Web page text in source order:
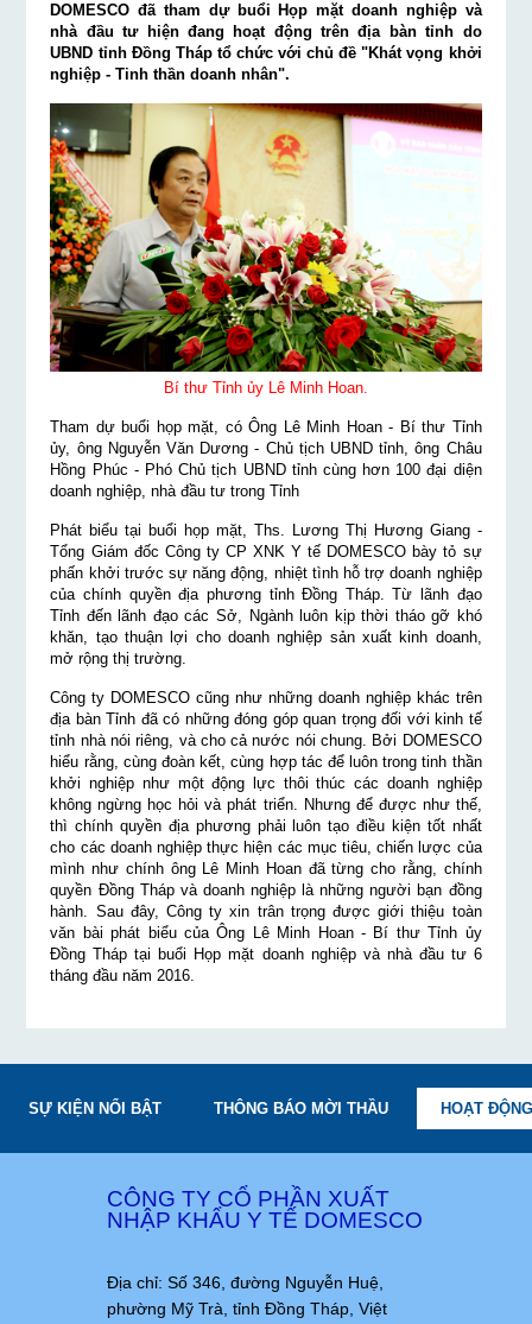
DOMESCO đã tham dự buổi Họp mặt doanh nghiệp và
nhà đầu tư hiện đang hoạt động trên địa bàn tỉnh do
UBND tỉnh Đồng Tháp tổ chức với chủ đề "Khát vọng khởi
nghiệp - Tinh thần doanh nhân".
Bí thư Tỉnh ủy Lê Minh Hoan.
Tham dự buổi họp mặt, có Ông Lê Minh Hoan - Bí thư Tỉnh
ủy, ông Nguyễn Văn Dương - Chủ tịch UBND tỉnh, ông Châu
Hồng Phúc - Phó Chủ tịch UBND tỉnh cùng hơn 100 đại diện
doanh nghiệp, nhà đầu tư trong Tỉnh
Phát biểu tại buổi họp mặt, Ths. Lương Thị Hương Giang -
Tổng Giám đốc Công ty CP XNK Y tế DOMESCO bày tỏ sự
phấn khởi trước sự năng động, nhiệt tình hỗ trợ doanh nghiệp
của chính quyền địa phương tỉnh Đồng Tháp. Từ lãnh đạo
Tỉnh đến lãnh đạo các Sở, Ngành luôn kịp thời tháo gỡ khó
khăn, tạo thuận lợi cho doanh nghiệp sản xuất kinh doanh,
mở rộng thị trường.
Công ty DOMESCO cũng như những doanh nghiệp khác trên
địa bàn Tỉnh đã có những đóng góp quan trọng đối với kinh tế
tỉnh nhà nói riêng, và cho cả nước nói chung. Bởi DOMESCO
hiểu rằng, cùng đoàn kết, cùng hợp tác để luôn trong tinh thần
khởi nghiệp như một động lực thôi thúc các doanh nghiệp
không ngừng học hỏi và phát triển. Nhưng để được như thế,
thì chính quyền địa phương phải luôn tạo điều kiện tốt nhất
cho các doanh nghiệp thực hiện các mục tiêu, chiến lược của
mình như chính ông Lê Minh Hoan đã từng cho rằng, chính
quyền Đồng Tháp và doanh nghiệp là những người bạn đồng
hành. Sau đây, Công ty xin trân trọng được giới thiệu toàn
văn bài phát biểu của Ông Lê Minh Hoan - Bí thư Tỉnh ủy
Đồng Tháp tại buổi Họp mặt doanh nghiệp và nhà đầu tư 6
tháng đầu năm 2016.
SỰ KIỆN NỔI BẬT THÔNG BÁO MỜI THẦU HOẠT
CÔNG TY CỔ PHẦN XUẤT
NHẬP KHẨU Y TẾ DOMESCO
Địa chỉ: Số 346, đường Nguyễn Huệ,
phường Mỹ Trà, tỉnh Đồng Tháp, Việt